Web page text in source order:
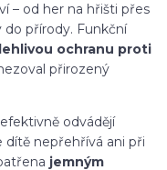
– od her na hřišti přes
přírody. Funkční
ochranu proti
přirozený
odvádějí
nepřehřívá ani při
jemným